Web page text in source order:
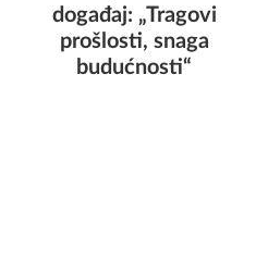
događaj: „Tragovi
prošlosti, snaga
budućnosti“